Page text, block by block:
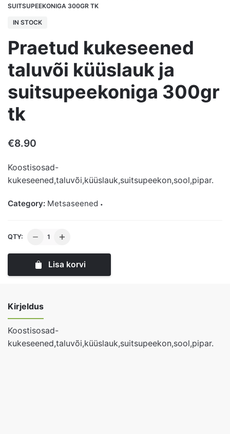
SUITSUPEEKONIGA 300GR TK
IN STOCK
Praetud kukeseened
taluvõi küüslauk ja
suitsupeekoniga 300gr
tk
€8.90
Koostisosad-
kukeseened,taluvõi,küüslauk,suitsupeekon,sool,pipar.
Category: Metsaseened
QTY:
Praetud
taluvõi
300gr
kogus
Lisa korvi
Kirjeldus
Koostisosad-
kukeseened,taluvõi,küüslauk,suitsupeekon,sool,pipar.